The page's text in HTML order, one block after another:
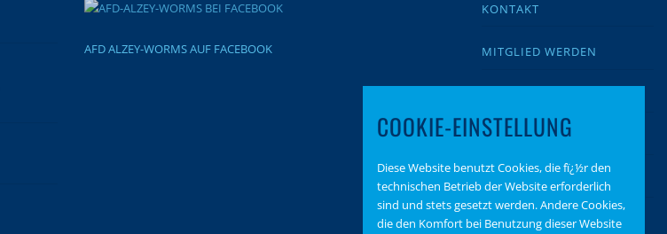
AFD ALZEY-WORMS AUF FACEBOOK
KONTAKT
MITGLIED WERDEN
DATENSCHUTZ
BEITRAGSARCHIV
SPENDEN
COOKIE-EINSTELLUNG
Diese Website benutzt Cookies, die fï¿½r den
technischen Betrieb der Website erforderlich
sind und stets gesetzt werden. Andere Cookies,
die den Komfort bei Benutzung dieser Website